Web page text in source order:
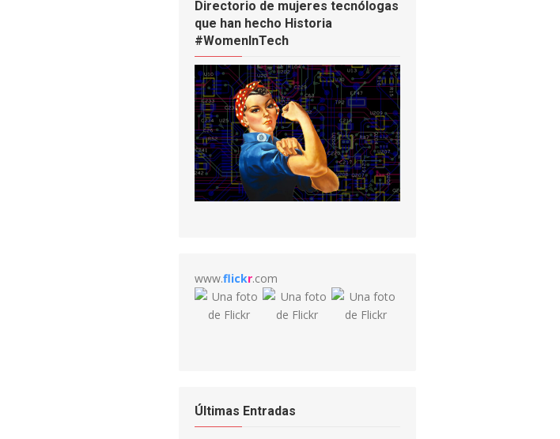
Directorio de mujeres tecnólogas
que han hecho Historia
#WomenInTech
www.flickr.com
Últimas Entradas